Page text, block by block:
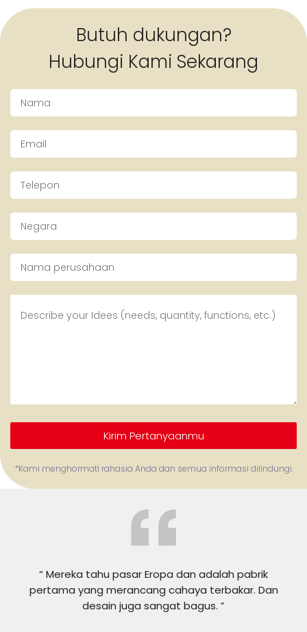
Butuh dukungan?
Hubungi Kami Sekarang
Kirim Pertanyaanmu
*Kami menghormati rahasia Anda dan semua informasi dilindungi.
“ Mereka tahu pasar Eropa dan adalah pabrik
pertama yang merancang cahaya terbakar. Dan
desain juga sangat bagus. ”